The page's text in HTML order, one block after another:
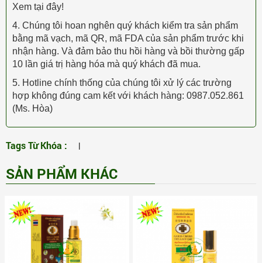
Xem tại đây!
4. Chúng tôi hoan nghên quý khách kiểm tra sản phẩm
bằng mã vạch, mã QR, mã FDA của sản phẩm trước khi
nhận hàng. Và đảm bảo thu hồi hàng và bồi thường gấp
10 lần giá trị hàng hóa mà quý khách đã mua.
5. Hotline chính thống của chúng tôi xử lý các trường
hợp không đúng cam kết với khách hàng: 0987.052.861
(Ms. Hòa)
Tags Từ Khóa : |
SẢN PHẨM KHÁC